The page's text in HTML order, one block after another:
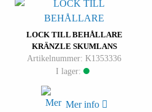
LOCK TILL BEHÅLLARE
KRÄNZLE SKUMLANS
Artikelnummer: K1353336
I lager:
Mer info